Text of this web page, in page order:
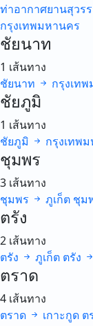
ท่าอากาศยานสุวร
กรุงเทพมหานคร
ชัยนาท
1 เส้นทาง
ชัยนาท
กรุงเท
ชัยภูมิ
1 เส้นทาง
ชัยภูมิ
กรุงเทพ
ชุมพร
3 เส้นทาง
ชุมพร
ภูเก็ต ชุม
ตรัง
2 เส้นทาง
ตรัง
ภูเก็ต ตรัง
ตราด
4 เส้นทาง
ตราด
เกาะกูด ต